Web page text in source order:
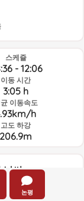
스케쥴
- 12:06
이동 시간
3:05 h
이동속도
h
고도 하강
206.9m
날씨
논평